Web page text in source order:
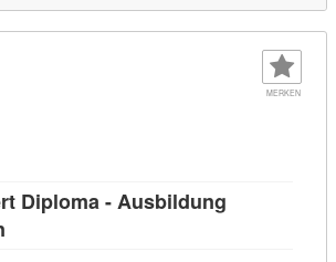
MERKEN
Diploma - Ausbildung